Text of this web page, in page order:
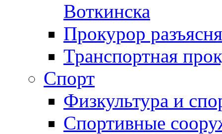
Воткинска
Прокурор
Транспортная
Спорт
Физкультура и
Спортивные